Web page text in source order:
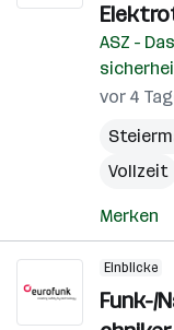
ASZ -
vor 4
Vollzeit
Merken
Einblicke
Funk-/